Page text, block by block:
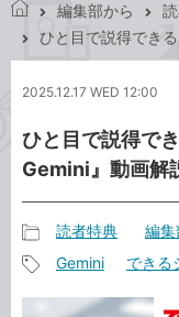
き
ネ
ト
編集部から
ひと目で説得でき
2025.12.17 WED 12:00
ひと目で説得で
Gemini』動画解
事
カ
読者特典 編集
Gemini できる